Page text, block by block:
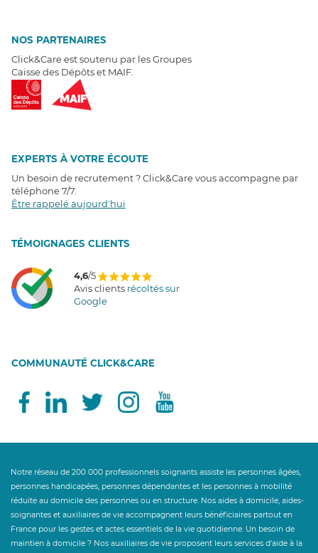
NOS PARTENAIRES
Click&Care est soutenu par les Groupes
Caisse des Dépôts et MAIF.
EXPERTS À VOTRE ÉCOUTE
Un besoin de recrutement ? Click&Care vous accompagne par
téléphone 7/7.
Être rappelé aujourd'hui
TÉMOIGNAGES CLIENTS
4,6/5
Avis clients récoltés sur
Google
COMMUNAUTÉ CLICK&CARE
Notre réseau de 200 000 professionnels soignants assiste les personnes âgées,
personnes handicapées, personnes dépendantes et les personnes à mobilité
réduite au domicile des personnes ou en structure. Nos aides à domicile, aides-
soignantes et auxiliaires de vie accompagnent leurs bénéficiaires partout en
France pour les gestes et actes essentiels de la vie quotidienne. Un besoin de
maintien à domicile ? Nos auxiliaires de vie proposent leurs services d'aide à la